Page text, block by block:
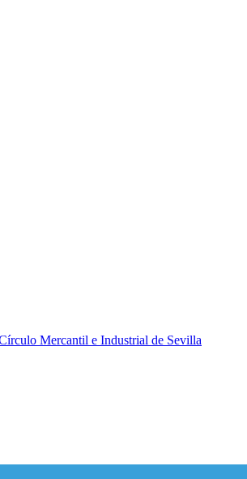
Mercantil e Industrial de Sevilla